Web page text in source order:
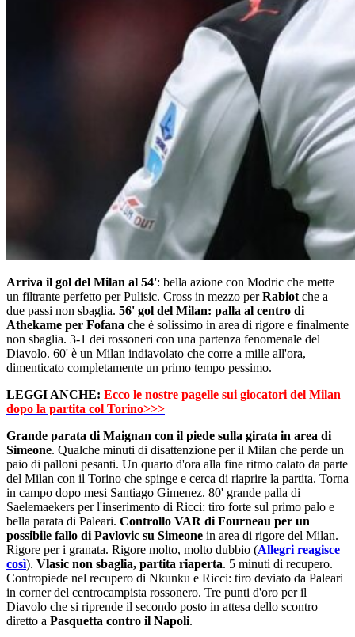
Arriva il gol del Milan al 54': bella azione con Modric che mette
un filtrante perfetto per Pulisic. Cross in mezzo perRabiot che a
due passi non sbaglia. 56' gol del Milan: palla al centro di
Athekame per Fofana che è solissimo in area di rigore e finalmente
non sbaglia. 3-1 dei rossoneri con una partenza fenomenale del
Diavolo. 60' è un Milan indiavolato che corre a mille all'ora,
dimenticato completamente un primo tempo pessimo.
LEGGI ANCHE: Ecco le nostre pagelle sui giocatori del Milan
dopo la partita col Torino>>>
Grande parata di Maignan con il piede sulla girata in area di
Simeone. Qualche minuti di disattenzione per il Milan che perde un
paio di palloni pesanti. Un quarto d'ora alla fine ritmo calato da parte
del Milan con il Torino che spinge e cerca di riaprire la partita. Torna
in campo dopo mesi Santiago Gimenez. 80' grande palla di
Saelemaekers per l'inserimento di Ricci: tiro forte sul primo palo e
bella parata di Paleari. Controllo VAR di Fourneau per un
possibile fallo di Pavlovic su Simeone in area di rigore del Milan.
Rigore per i granata. Rigore molto, molto dubbio (Allegri reagisce
così). Vlasic non sbaglia, partita riaperta. 5 minuti di recupero.
Contropiede nel recupero di Nkunku e Ricci: tiro deviato da Paleari
in corner del centrocampista rossonero. Tre punti d'oro per il
Diavolo che si riprende il secondo posto in attesa dello scontro
diretto a Pasquetta contro il Napoli.